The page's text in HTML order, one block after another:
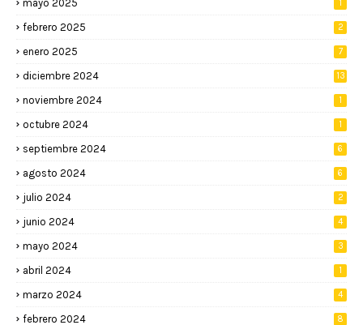
mayo 2025 1
febrero 2025 2
enero 2025 7
diciembre 2024 13
noviembre 2024 1
octubre 2024 1
septiembre 2024 6
agosto 2024 6
julio 2024 2
junio 2024 4
mayo 2024 3
abril 2024 1
marzo 2024 4
febrero 2024 8